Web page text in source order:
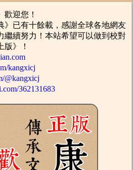
迎您！
已有十餘載，感謝全球各地網友
繼續努力！本站希望可以做到校對
》！
kangxicj
@kangxicj
362131683